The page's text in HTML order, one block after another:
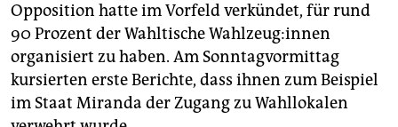
Opposition hatte im Vorfeld verkündet, für rund
90 Prozent der Wahltische Wahl­zeu­g:­in­nen
organisiert zu haben. Am Sonntagvormittag
kursierten erste Berichte, dass ihnen zum Beispiel
im Staat Miranda der Zugang zu Wahllokalen